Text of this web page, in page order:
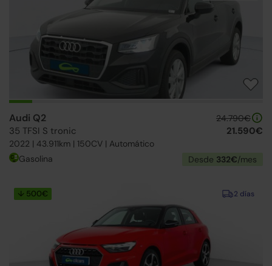
Audi Q2
35 TFSI S tronic
2022 | 43.911km | 150CV | Automático
24.790€
21.590€
Gasolina Desde 332€/mes
2 días
↓ 500€